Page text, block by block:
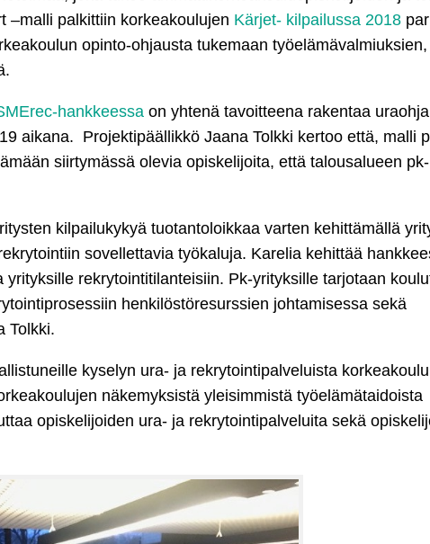
–malli palkittiin korkeakoulujen Kärjet- kilpailussa 2018
opinto-ohjausta tukemaan työelämävalmiuksien,
hankkeessa on yhtenä tavoitteena rakentaa
aikana. Projektipäällikkö Jaana Tolkki kertoo että, malli
siirtymässä olevia opiskelijoita, että talousalueen pk-
kilpailukykyä tuotantoloikkaa varten kehittämällä
sovellettavia työkaluja. Karelia kehittää
rekrytointitilanteisiin. Pk-yrityksille tarjotaan
henkilöstöresurssien johtamisessa sekä
Tolkki.
kyselyn ura- ja rekrytointipalveluista
näkemyksistä yleisimmistä työelämätaidoista
opiskelijoiden ura- ja rekrytointipalveluita sekä